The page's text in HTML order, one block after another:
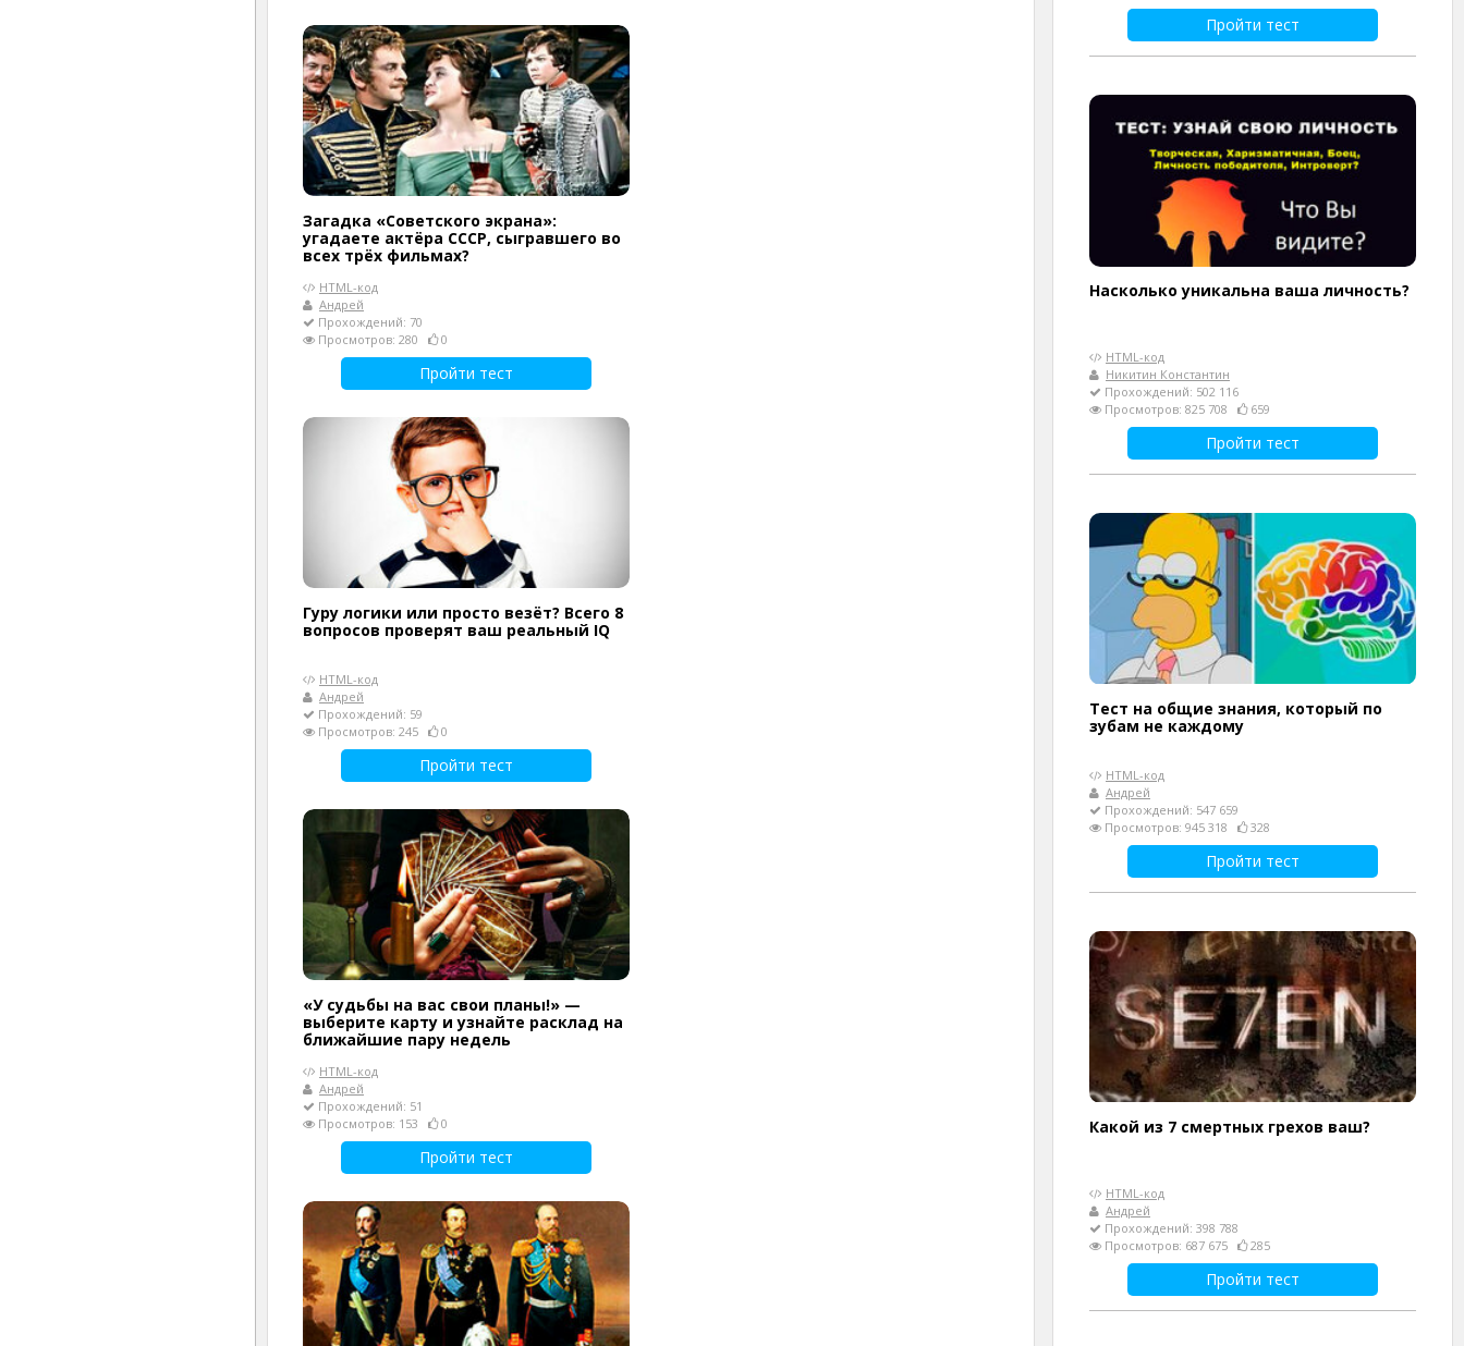
Загадка «Советского экрана»:
угадаете актёра СССР, сыгравшего во
всех трёх фильмах?
HTML-код
Андрей
Прохождений: 70
Просмотров: 280
0
Пройти тест
Гуру логики или просто везёт? Всего 8
вопросов проверят ваш реальный IQ
HTML-код
Андрей
Прохождений: 59
Просмотров: 245
0
Пройти тест
«У судьбы на вас свои планы!» —
выберите карту и узнайте расклад на
ближайшие пару недель
HTML-код
Андрей
Прохождений: 51
Просмотров: 153
0
Пройти тест
Пройти тест
Насколько уникальна ваша личность?
HTML-код
Никитин Константин
Прохождений: 502 116
Просмотров: 825 708
659
Пройти тест
Тест на общие знания, который по
зубам не каждому
HTML-код
Андрей
Прохождений: 547 659
Просмотров: 945 318
328
Пройти тест
Какой из 7 смертных грехов ваш?
HTML-код
Андрей
Прохождений: 398 788
Просмотров: 687 675
285
Пройти тест